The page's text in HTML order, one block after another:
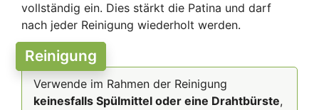
vollständig ein. Dies stärkt die Patina und darf
nach jeder Reinigung wiederholt werden.
Reinigung
Verwende im Rahmen der Reinigung
keinesfalls Spülmittel oder eine Drahtbürste,